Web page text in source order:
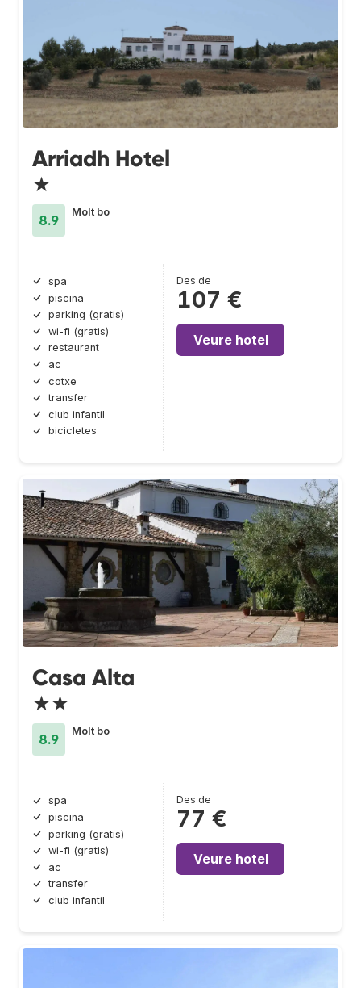
Arriadh Hotel
★
8.9
Molt bo
spa
piscina
parking (gratis)
wi-fi (gratis)
restaurant
ac
cotxe
transfer
club infantil
bicicletes
Des de
107 €
Veure hotel
Casa Alta
★★
8.9
Molt bo
spa
piscina
parking (gratis)
wi-fi (gratis)
ac
transfer
club infantil
Des de
77 €
Veure hotel